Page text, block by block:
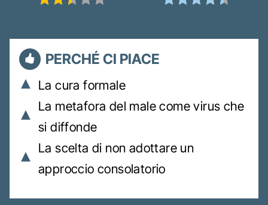
PERCHÉ CI PIACE
La cura formale
La metafora del male come virus che
si diffonde
La scelta di non adottare un
approccio consolatorio